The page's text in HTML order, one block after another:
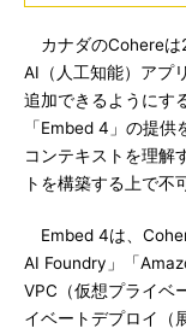
カナダのCohereは
AI（人工知能）アプ
追加できるようにす
「Embed 4」の提
コンテキストを理解
トを構築する上で不
Embed 4は、
AI Foundry」「
VPC（仮想プライベ
イベートデプロイ（